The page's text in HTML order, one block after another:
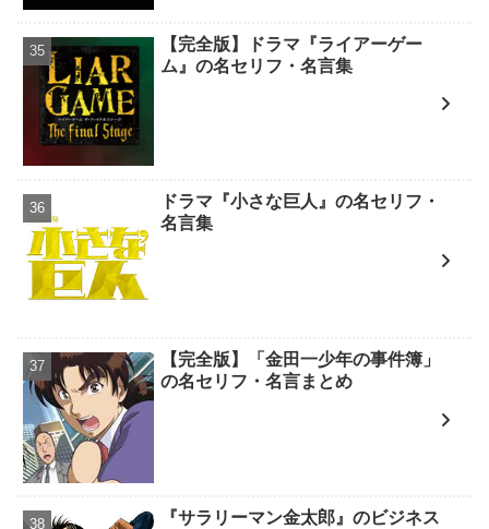
【完全版】ドラマ『ライアーゲー
ム』の名セリフ・名言集
ドラマ『小さな巨人』の名セリフ・
名言集
【完全版】「金田一少年の事件簿」
の名セリフ・名言まとめ
『サラリーマン金太郎』のビジネス